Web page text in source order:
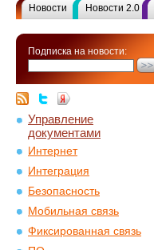
Новости Новости 2.0
Подписка на новости:
Управление
документами
Интернет
Интеграция
Безопасность
Мобильная связь
Фиксированная связь